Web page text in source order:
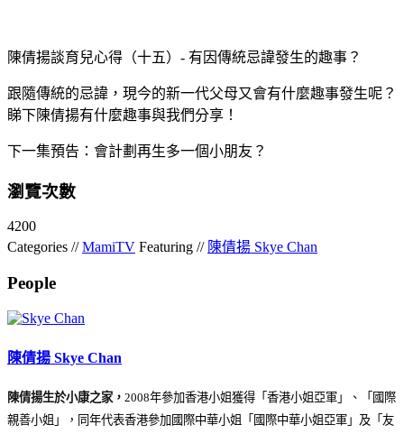
陳倩揚談育兒心得（十五）- 有因傳統忌諱發生的趣事？
跟隨傳統的忌諱，現今的新一代父母又會有什麼趣事發生呢？
睇下陳倩揚有什麼趣事與我們分享！
下一集預告：會計劃再生多一個小朋友？
瀏覽次數
4200
Categories //MamiTV Featuring // 陳倩揚 Skye Chan
People
陳倩揚 Skye Chan
陳倩揚生於小康之家， 2008年參加香港小姐獲得「香港小姐亞軍」、「國際
親善小姐」，同年代表香港參加國際中華小姐「國際中華小姐亞軍」及「友